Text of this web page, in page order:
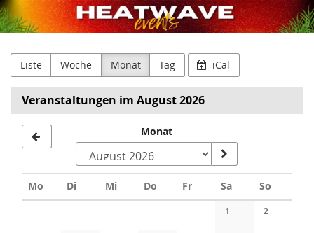
Zum
Haupt-
springen
Janssen
Productions
GmbH
Liste Woche Monat Tag iCal
Veranstaltungen im August 2026
zur
Anzeige
auswählen
Monat
Mo Montag
DiDienstag
MiMittwoch
Do Donnerstag
FrFreitagSaSamstag
So
1 2